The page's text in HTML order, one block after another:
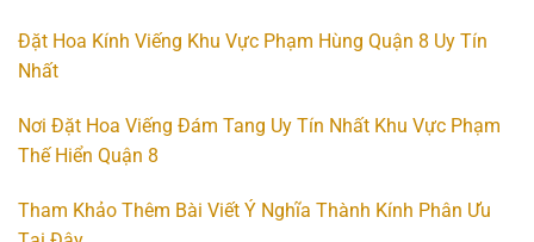
Đặt Hoa Kính Viếng Khu Vực Phạm Hùng Quận 8 Uy Tín
Nhất
Nơi Đặt Hoa Viếng Đám Tang Uy Tín Nhất Khu Vực Phạm
Thế Hiển Quận 8
Tham Khảo Thêm Bài Viết Ý Nghĩa Thành Kính Phân Ưu